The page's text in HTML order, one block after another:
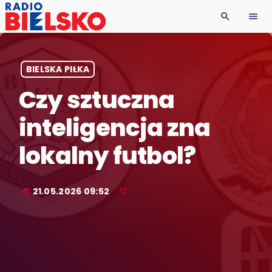
search menu
BIELSKA PIŁKA
Czy sztuczna
inteligencja zna
lokalny futbol?
today 21.05.2026 09:52